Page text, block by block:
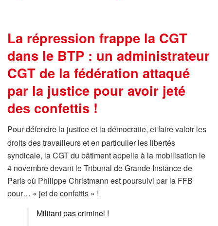
La répression frappe la CGT
dans le BTP : un administrateur
CGT de la fédération attaqué
par la justice pour avoir jeté
des confettis !
Pour défendre la justice et la démocratie, et faire valoir les
droits des travailleurs et en particulier les libertés
syndicale, la CGT du bâtiment appelle à la mobilisation le
4 novembre devant le Tribunal de Grande Instance de
Paris où Philippe Christmann est poursuivi par la FFB
pour… « jet de confettis » !
Militant pas criminel !